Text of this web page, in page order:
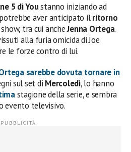
5 di Youstanno iniziando ad
potrebbe aver anticipato ilritorno
tra cui ancheJenna Ortega.
alla furia omicida di Joe
le forze contro di lui.
sarebbe dovuta tornare in
sul set di Mercoledì, lo hanno
stagione della serie, e sembra
evento televisivo.